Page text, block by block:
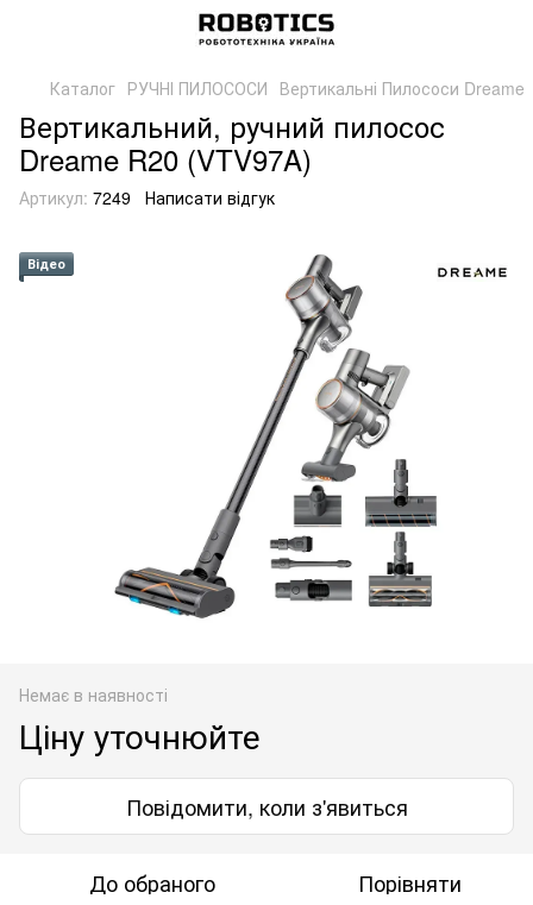
Каталог РУЧНІ ПИЛОСОСИ Вертикальні Пилососи Dreame
Вертикальний, ручний пилосос
Dreame R20 (VTV97A)
Артикул: 7249 Написати відгук
Відео
Немає в наявності
Ціну уточнюйте
Повідомити, коли з'явиться
До обраного Порівняти